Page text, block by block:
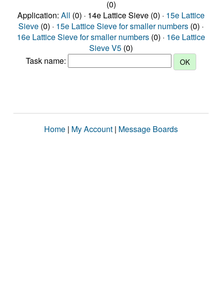
(0)
Application: All (0) · 14e Lattice Sieve (0) · 15e Lattice
Sieve (0) · 15e Lattice Sieve for smaller numbers (0) ·
16e Lattice Sieve for smaller numbers (0) · 16e Lattice
Sieve V5 (0)
Task name:
Home | My Account | Message Boards